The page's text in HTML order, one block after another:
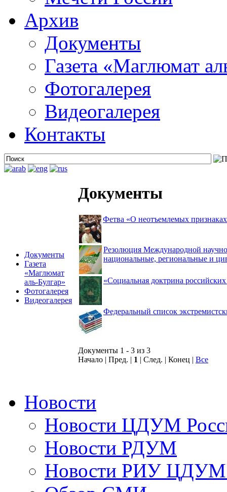
Архив
Документы
Газета «Маглюмат
Фотогалерея
Видеогалерея
Контакты
Документы
Газета
«Маглюмат
аль-Булгар»
Фотогалерея
Видеогалерея
Документы
Фетва «О неотъемлемых
Резолюция Международной
национальные, региональные и
«Социальная доктрина
Федеральный список
Документы 1 - 3 из 3
Начало | Пред. | 1 | След. | Конец | Все
Новости
Новости ЦДУМ
Новости РДУМ
Новости РИУ ЦДУМ